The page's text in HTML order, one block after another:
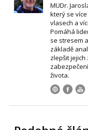
MUDr.
který se
vlasech a
Pomáhá
se stresem
základě
zlepšit
života.